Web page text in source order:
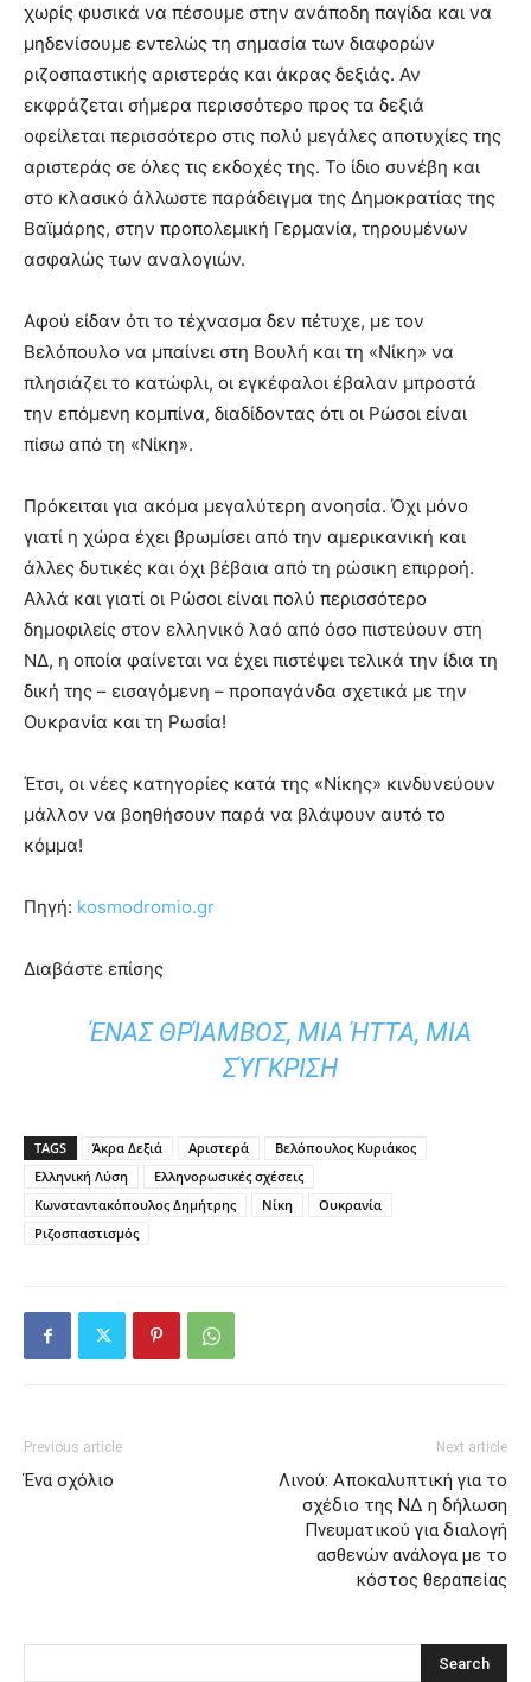
χωρίς φυσικά να πέσουμε στην ανάποδη παγίδα και να
μηδενίσουμε εντελώς τη σημασία των διαφορών
ριζοσπαστικής αριστεράς και άκρας δεξιάς. Αν
εκφράζεται σήμερα περισσότερο προς τα δεξιά
οφείλεται περισσότερο στις πολύ μεγάλες αποτυχίες της
αριστεράς σε όλες τις εκδοχές της. Το ίδιο συνέβη και
στο κλασικό άλλωστε παράδειγμα της Δημοκρατίας της
Βαϊμάρης, στην προπολεμική Γερμανία, τηρουμένων
ασφαλώς των αναλογιών.
Αφού είδαν ότι το τέχνασμα δεν πέτυχε, με τον
Βελόπουλο να μπαίνει στη Βουλή και τη «Νίκη» να
πλησιάζει το κατώφλι, οι εγκέφαλοι έβαλαν μπροστά
την επόμενη κομπίνα, διαδίδοντας ότι οι Ρώσοι είναι
πίσω από τη «Νίκη».
Πρόκειται για ακόμα μεγαλύτερη ανοησία. Όχι μόνο
γιατί η χώρα έχει βρωμίσει από την αμερικανική και
άλλες δυτικές και όχι βέβαια από τη ρώσικη επιρροή.
Αλλά και γιατί οι Ρώσοι είναι πολύ περισσότερο
δημοφιλείς στον ελληνικό λαό από όσο πιστεύουν στη
ΝΔ, η οποία φαίνεται να έχει πιστέψει τελικά την ίδια τη
δική της – εισαγόμενη – προπαγάνδα σχετικά με την
Ουκρανία και τη Ρωσία!
Έτσι, οι νέες κατηγορίες κατά της «Νίκης» κινδυνεύουν
μάλλον να βοηθήσουν παρά να βλάψουν αυτό το
κόμμα!
Πηγή: kosmodromio.gr
Διαβάστε επίσης
ΈΝΑΣ ΘΡΊΑΜΒΟΣ, ΜΙΑ ΉΤΤΑ, ΜΙΑ
ΣΎΓΚΡΙΣΗ
TAGS Άκρα Δεξιά Αριστερά
Βελόπουλος Κυριάκος
Ελληνική Λύση
Ελληνορωσικές σχέσεις
Κωνσταντακόπουλος Δημήτρης
Νίκη
Ουκρανία
Ριζοσπαστισμός
Previous article
Ένα σχόλιο
Next article
Λινού: Αποκαλυπτική για το
σχέδιο της ΝΔ η δήλωση
Πνευματικού για διαλογή
ασθενών ανάλογα με το
κόστος θεραπείας